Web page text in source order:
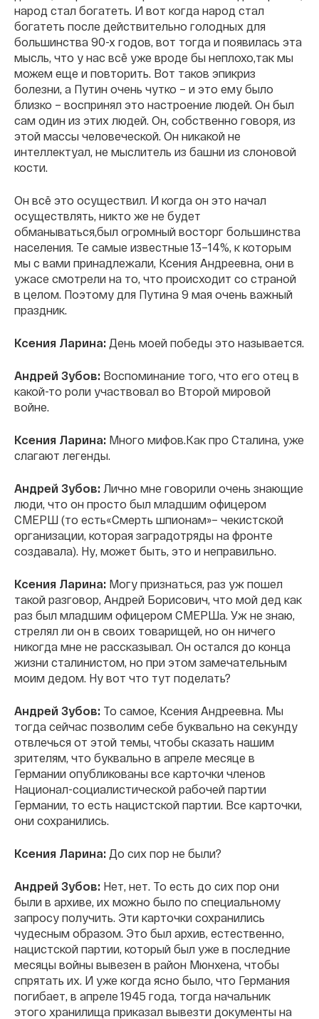
народ стал богатеть. И вот когда народ стал
богатеть после действительно голодных для
большинства 90-х годов, вот тогда и появилась эта
мысль, что у нас всё уже вроде бы неплохо,так мы
можем еще и повторить. Вот таков эпикриз
болезни, а Путин очень чутко – и это ему было
близко – воспринял это настроение людей. Он был
сам один из этих людей. Он, собственно говоря, из
этой массы человеческой. Он никакой не
интеллектуал, не мыслитель из башни из слоновой
кости.
Он всё это осуществил. И когда он это начал
осуществлять, никто же не будет
обманываться,был огромный восторг большинства
населения. Те самые известные 13–14%, к которым
мы с вами принадлежали, Ксения Андреевна, они в
ужасе смотрели на то, что происходит со страной
в целом. Поэтому для Путина 9 мая очень важный
праздник.
Ксения Ларина: День моей победы это называется.
Андрей Зубов: Воспоминание того, что его отец в
какой-то роли участвовал во Второй мировой
войне.
Ксения Ларина: Много мифов.Как про Сталина, уже
слагают легенды.
Андрей Зубов: Лично мне говорили очень знающие
люди, что он просто был младшим офицером
СМЕРШ (то есть«Смерть шпионам»– чекистской
организации, которая заградотряды на фронте
создавала). Ну, может быть, это и неправильно.
Ксения Ларина: Могу признаться, раз уж пошел
такой разговор, Андрей Борисович, что мой дед как
раз был младшим офицером СМЕРШа. Уж не знаю,
стрелял ли он в своих товарищей, но он ничего
никогда мне не рассказывал. Он остался до конца
жизни сталинистом, но при этом замечательным
моим дедом. Ну вот что тут поделать?
Андрей Зубов: То самое, Ксения Андреевна. Мы
тогда сейчас позволим себе буквально на секунду
отвлечься от этой темы, чтобы сказать нашим
зрителям, что буквально в апреле месяце в
Германии опубликованы все карточки членов
Национал-социалистической рабочей партии
Германии, то есть нацистской партии. Все карточки,
они сохранились.
Ксения Ларина: До сих пор не были?
Андрей Зубов: Нет, нет. То есть до сих пор они
были в архиве, их можно было по специальному
запросу получить. Эти карточки сохранились
чудесным образом. Это был архив, естественно,
нацистской партии, который был уже в последние
месяцы войны вывезен в район Мюнхена, чтобы
спрятать их. И уже когда ясно было, что Германия
погибает, в апреле 1945 года, тогда начальник
этого хранилища приказал вывезти документы на